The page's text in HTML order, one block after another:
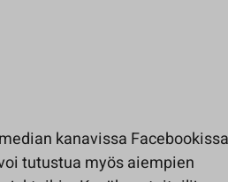
kanavissa
tutustua myös aiempien